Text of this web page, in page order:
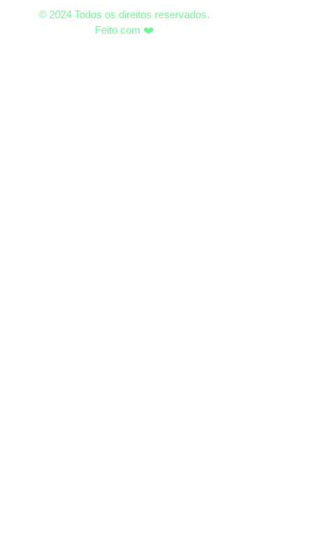
© 2024 Todos os direitos reservados.
Feito com ❤️